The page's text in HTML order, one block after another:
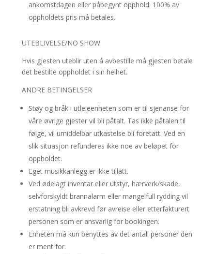
ankomstdagen eller påbegynt opphold: 100% av
oppholdets pris må betales.
UTEBLIVELSE/NO SHOW
Hvis gjesten uteblir uten å avbestille må gjesten betale
det bestilte oppholdet i sin helhet.
ANDRE BETINGELSER
Støy og bråk i utleieenheten som er til sjenanse for
våre øvrige gjester vil bli påtalt. Tas ikke påtalen til
følge, vil umiddelbar utkastelse bli foretatt. Ved en
slik situasjon refunderes ikke noe av beløpet for
oppholdet.
Eget musikkanlegg er ikke tillatt.
Ved ødelagt inventar eller utstyr, hærverk/skade,
selvforskyldt brannalarm eller mangelfull rydding vil
erstatning bli avkrevd før avreise eller etterfakturert
personen som er ansvarlig for bookingen.
Enheten må kun benyttes av det antall personer den
er ment for.